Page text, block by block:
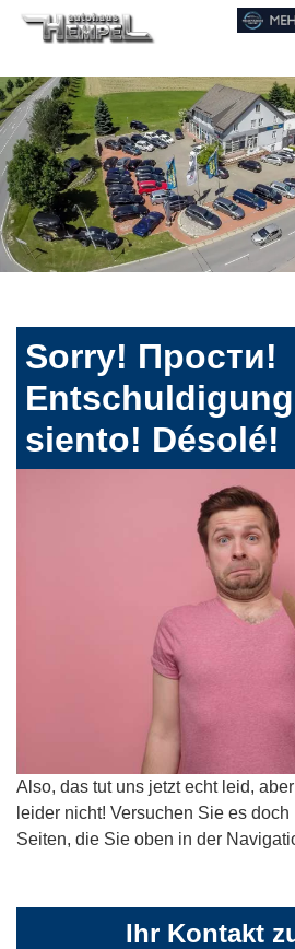
Sorry! Прости!
siento! Désolé!
Also, das tut uns jetzt echt leid,
leider nicht! Versuchen Sie es
Seiten, die Sie oben in der
Ihr Kontakt